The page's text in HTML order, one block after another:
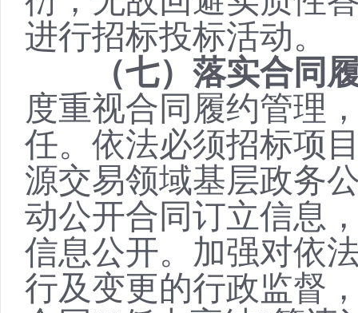
进行招标投标活动。
（七）落实合同
度重视合同履约管理
任。依法必须招标项
源交易领域基层政务
动公开合同订立信息
信息公开。加强对依
行及变更的行政监督